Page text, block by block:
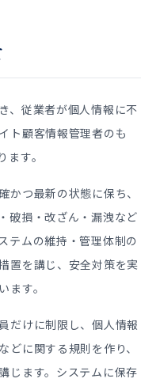
、従業者が個人情報に不
ト顧客情報管理者のも
す。
かつ最新の状態に保ち、
破損・改ざん・漏洩など
テムの維持・管理体制の
置を講じ、安全対策を実
ます。
だけに制限し、個人情報
に関する規則を作り、
じます。システムに保存